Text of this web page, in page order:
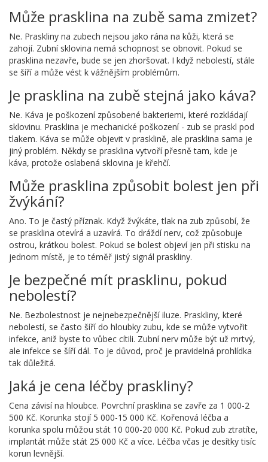
Může prasklina na zubě sama zmizet?
Ne. Praskliny na zubech nejsou jako rána na kůži, která se
zahojí. Zubní sklovina nemá schopnost se obnovit. Pokud se
prasklina nezavře, bude se jen zhoršovat. I když nebolestí, stále
se šíří a může vést k vážnějším problémům.
Je prasklina na zubě stejná jako káva?
Ne. Káva je poškození způsobené bakteriemi, které rozkládají
sklovinu. Prasklina je mechanické poškození - zub se praskl pod
tlakem. Káva se může objevit v prasklině, ale prasklina sama je
jiný problém. Někdy se prasklina vytvoří přesně tam, kde je
káva, protože oslabená sklovina je křehčí.
Může prasklina způsobit bolest jen při
žvýkání?
Ano. To je častý příznak. Když žvýkáte, tlak na zub způsobí, že
se prasklina otevírá a uzavírá. To dráždí nerv, což způsobuje
ostrou, krátkou bolest. Pokud se bolest objeví jen při stisku na
jednom místě, je to téměř jistý signál praskliny.
Je bezpečné mít prasklinu, pokud
nebolestí?
Ne. Bezbolestnost je nejnebezpečnější iluze. Praskliny, které
nebolestí, se často šíří do hloubky zubu, kde se může vytvořit
infekce, aniž byste to vůbec cítili. Zubní nerv může být už mrtvý,
ale infekce se šíří dál. To je důvod, proč je pravidelná prohlídka
tak důležitá.
Jaká je cena léčby praskliny?
Cena závisí na hloubce. Povrchní prasklina se zavře za 1 000-2
500 Kč. Korunka stojí 5 000-15 000 Kč. Kořenová léčba a
korunka spolu můžou stát 10 000-20 000 Kč. Pokud zub ztratíte,
implantát může stát 25 000 Kč a více. Léčba včas je desítky tisíc
korun levnější.